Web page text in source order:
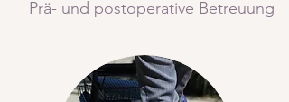
Prä- und postoperative Betreuung